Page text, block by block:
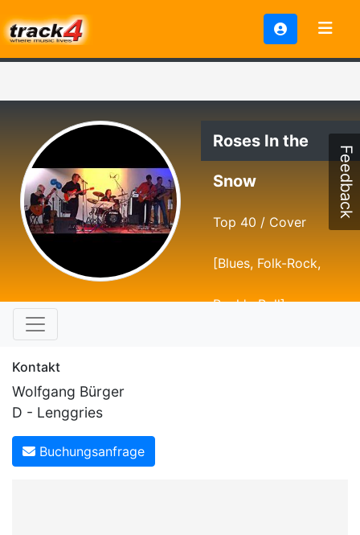
Roses In the
Snow
Top 40 / Cover
[Blues, Folk-Rock,
Rock'n Roll]
Kontakt
Wolfgang Bürger
D - Lenggries
Buchungsanfrage
Feedback